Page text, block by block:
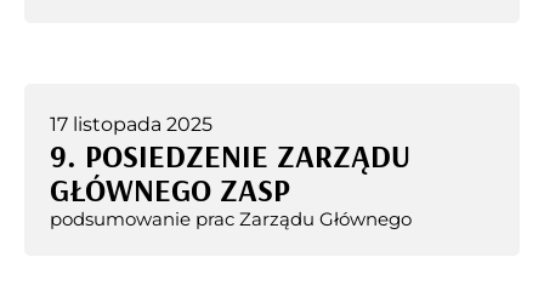
17 listopada 2025
9. POSIEDZENIE ZARZĄDU
GŁÓWNEGO ZASP
podsumowanie prac Zarządu Głównego